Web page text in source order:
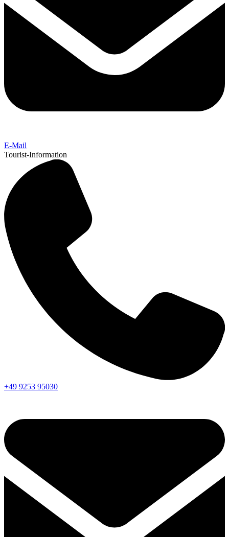
E-Mail
Tourist-Information
+49 9253 95030